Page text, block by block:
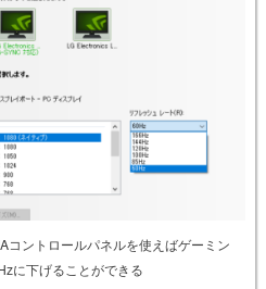
コントロールパネルを使えばゲーミン
に下げることができる